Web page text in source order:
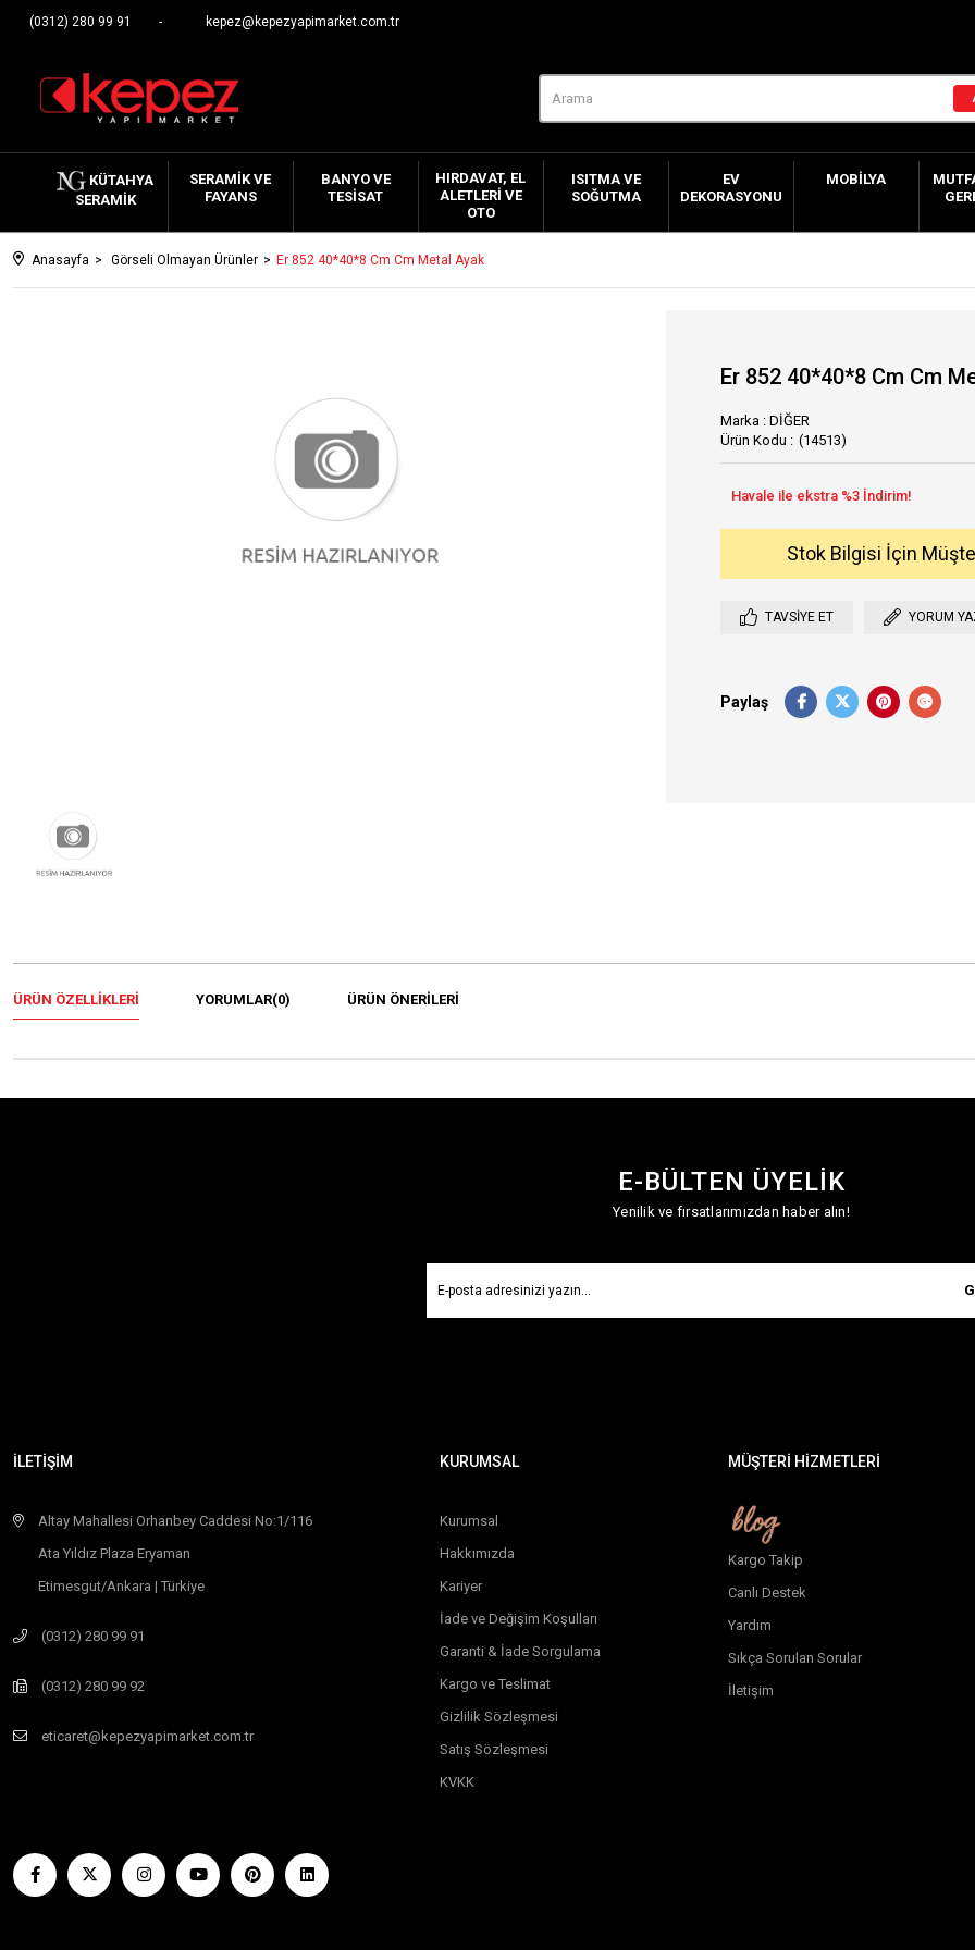
(0312) 280 99 91 kepez@kepezyapimarket.com.tr
KÜTAHYA
SERAMIK
SERAMIK VE
FAYANS
BANYO VE
TESISAT
HIRDAVAT, EL
ALETLERI VE
OTO
ISITMA VE
SOĞUTMA
EV
DEKORASYONU
MOBILYA
Anasayfa Görseli Olmayan Ürünler Er 852 40*40*8 Cm Cm Metal Ayak
Er 852 40*40*8 Cm Cm
Marka : DİĞER
(14513)
Stok Bilgisi İçin
TAVSIYE ET YORUM
Paylaş
ÜRÜN ÖZELLIKLERI YORUMLAR(0) ÜRÜN ÖNERILERI
E-BÜLTEN ÜYELİK
Yenilik ve fırsatlarımızdan haber alın!
İLETİŞİM
Altay Mahallesi Orhanbey Caddesi No:1/116
Ata Yıldız Plaza Eryaman
Etimesgut/Ankara | Türkiye
(0312) 280 99 91
(0312) 280 99 92
eticaret@kepezyapimarket.com.tr
KURUMSAL
Kurumsal
Hakkımızda
Kariyer
İade ve Değişim Koşulları
Garanti & İade Sorgulama
Kargo ve Teslimat
Gizlilik Sözleşmesi
Satış Sözleşmesi
KVKK
MÜŞTERİ HİZMETLERİ
Kargo Takip
Canlı Destek
Yardım
Sıkça Sorulan Sorular
İletişim